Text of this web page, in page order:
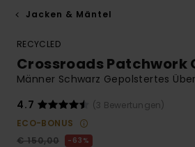
Jacken & Mäntel
RECYCLED
Crossroads Patchwork
Männer Schwarz Gepolstertes
4.7
(3 Bewertungen)
ECO-BONUS
€ 150,00
63%